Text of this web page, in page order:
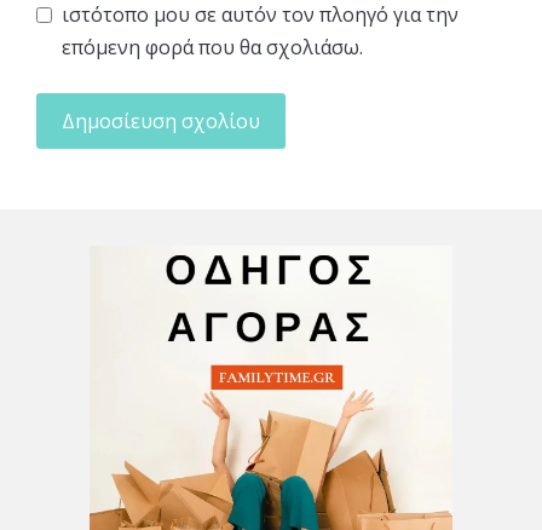
ιστότοπο μου σε αυτόν τον πλοηγό για την
επόμενη φορά που θα σχολιάσω.